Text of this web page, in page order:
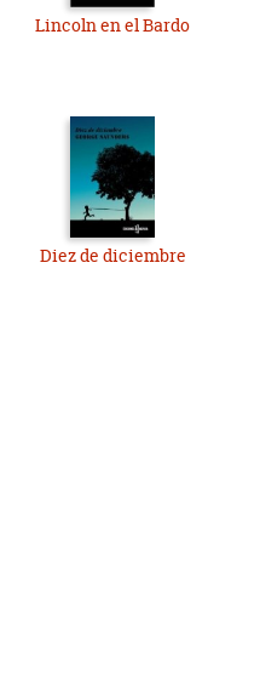
Lincoln en el Bardo
Diez de diciembre